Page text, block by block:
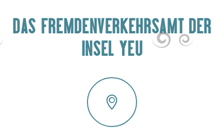
DAS FREMDENVERKEHRSAMT DER
INSEL YEU